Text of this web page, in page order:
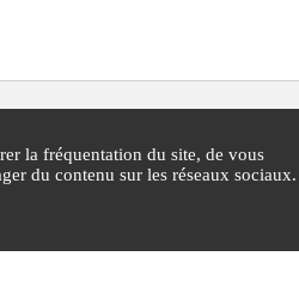
la fréquentation du site, de vous
du contenu sur les réseaux sociaux.